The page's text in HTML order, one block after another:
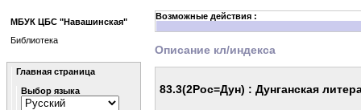
Возможные действия :
Описание кл/индекса
83.3(2Рос=Дун) : Дунганская
МБУК ЦБС "Навашинская"
Библиотека
Главная страница
Выбор языка